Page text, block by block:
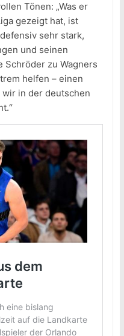
Tönen: „Was er
gezeigt hat, ist
sehr stark,
und seinen
Schröder zu Wagners
helfen – einen
in der deutschen